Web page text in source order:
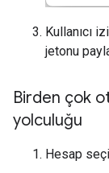
Kullanıcı
jetonu
Birden çok
yolculuğu
Hesap